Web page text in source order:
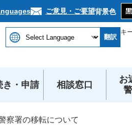
ご意見・ご要望背景色
翻訳
キ
き・申請 相談窓口
お
察署の移転について